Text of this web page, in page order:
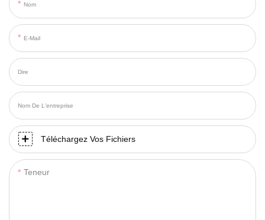
Nom
E-Mail
Dire
Nom De L'entreprise
Téléchargez Vos Fichiers
Teneur